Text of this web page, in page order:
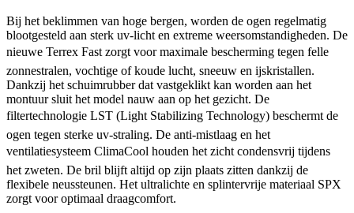
Bij het beklimmen van hoge bergen, worden de ogen regelmatig
blootgesteld aan sterk uv-licht en extreme weersomstandigheden. De
nieuwe Terrex Fast zorgt voor maximale bescherming tegen felle
zonnestralen, vochtige of koude lucht, sneeuw en ijskristallen.
Dankzij het schuimrubber dat vastgeklikt kan worden aan het
montuur sluit het model nauw aan op het gezicht. De
filtertechnologie LST (Light Stabilizing Technology) beschermt de
ogen tegen sterke uv-straling. De anti-mistlaag en het
ventilatiesysteem ClimaCool houden het zicht condensvrij tijdens
het zweten. De bril blijft altijd op zijn plaats zitten dankzij de
flexibele neussteunen. Het ultralichte en splintervrije materiaal SPX
zorgt voor optimaal draagcomfort.